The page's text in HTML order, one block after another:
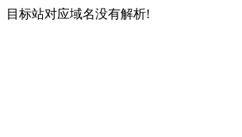
目标站对应域名没有解析!